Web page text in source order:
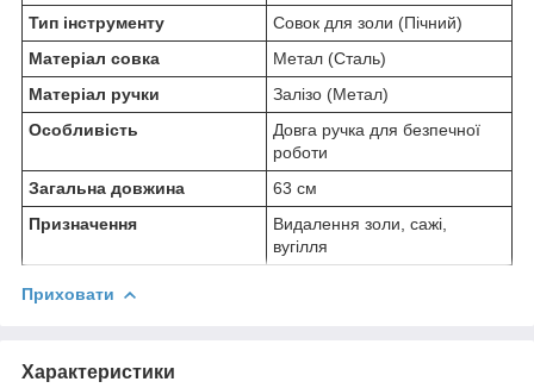
Тип інструменту
Совок для золи (Пічний)
Матеріал совка
Метал (Сталь)
Матеріал ручки
Залізо (Метал)
Особливість
Довга ручка для безпечної
роботи
Загальна довжина
63 см
Призначення
Видалення золи, сажі,
вугілля
Приховати
Характеристики